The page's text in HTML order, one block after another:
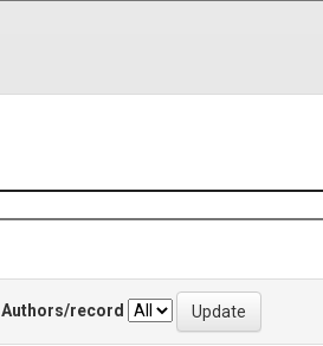
Authors/record